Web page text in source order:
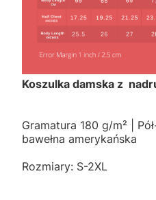
Koszulka damska z
Gramatura 180 g/m² |
bawełna amerykańska
Rozmiary: S-2XL